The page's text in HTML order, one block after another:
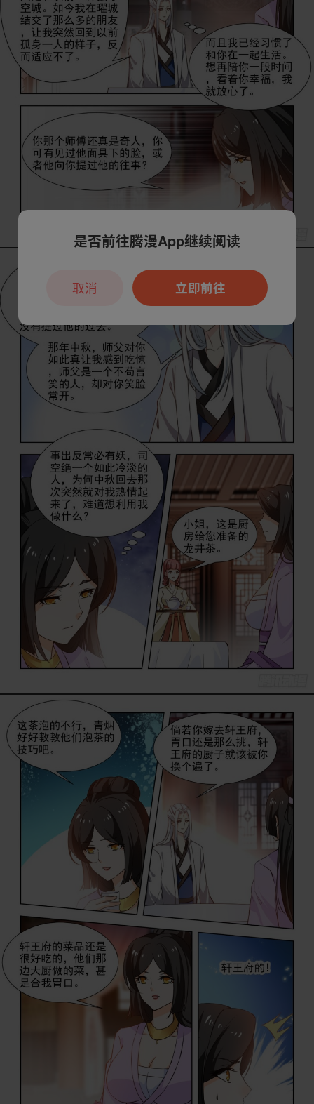
是否前往腾漫App继续阅读
立即前往
取消